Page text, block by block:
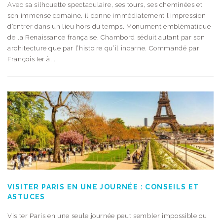
Avec sa silhouette spectaculaire, ses tours, ses cheminées et
son immense domaine, il donne immédiatement l’impression
d’entrer dans un lieu hors du temps. Monument emblématique
de la Renaissance française, Chambord séduit autant par son
architecture que par l’histoire qu’il incarne. Commandé par
François Ier à...
VISITER PARIS EN UNE JOURNÉE : CONSEILS ET
ASTUCES
Visiter Paris en une seule journée peut sembler impossible ou